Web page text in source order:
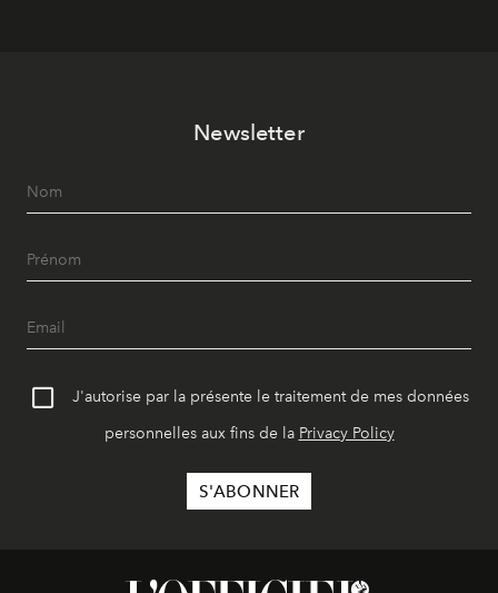
Newsletter
J'autorise par la présente le traitement de mes données
personnelles aux fins de la Privacy Policy